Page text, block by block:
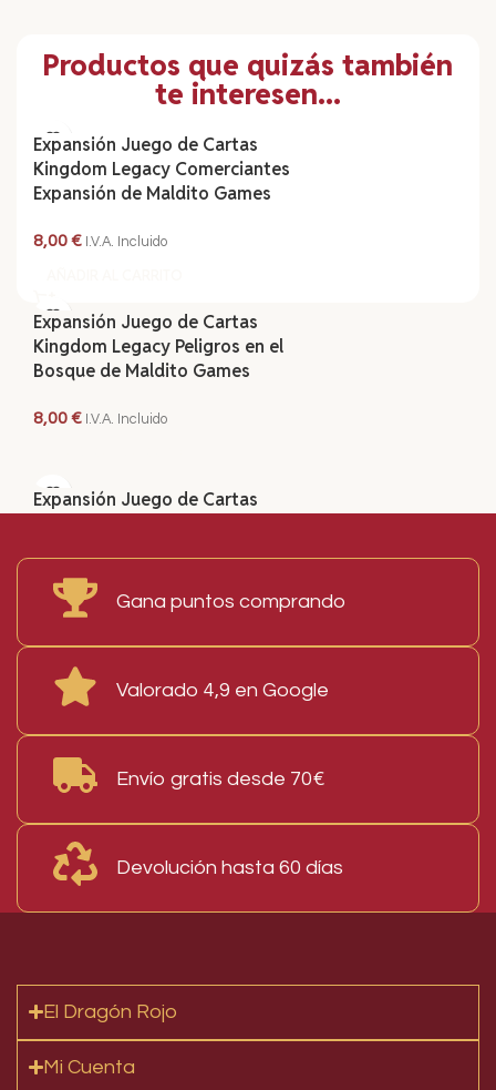
Productos que quizás también
te interesen...
Expansión Juego de Cartas
Kingdom Legacy Comerciantes
Expansión de Maldito Games
8,00€ I.V.A. Incluido
Expansión Juego de Cartas
Kingdom Legacy Peligros en el
Bosque de Maldito Games
8,00€ I.V.A. Incluido
Expansión Juego de Cartas
Games
8,00€ I.V.A. Incluido
Sold out
35,00 €
Juego de Mesa Dulce Caos de
AÑADIR AL CARRITO
Maldito Games
Read More
Gana puntos comprando
Valorado 4,9 en Google
Envío gratis desde 70€
Devolución hasta 60 días
El Dragón Rojo
Mi Cuenta